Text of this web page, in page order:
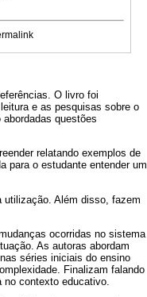
O livro foi
e as pesquisas sobre o
questões
relatando exemplos de
para o estudante entender um
utilização. Além disso, fazem
ocorridas no sistema
As autoras abordam
séries iniciais do ensino
Finalizam falando
contexto educativo.